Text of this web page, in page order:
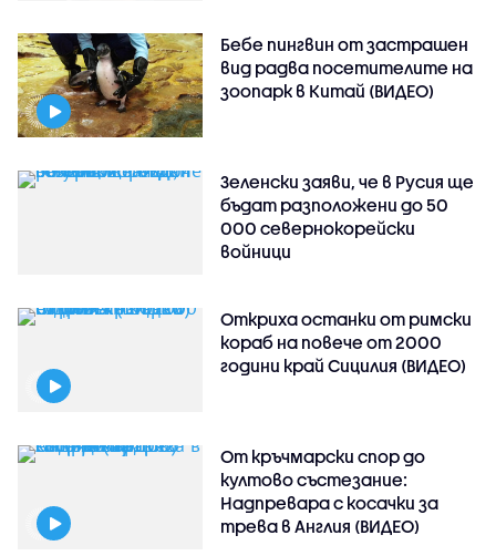
Бебе пингвин от застрашен
вид радва посетителите на
зоопарк в Китай (ВИДЕО)
Зеленски заяви, че в Русия ще
бъдат разположени до 50
000 севернокорейски
войници
Откриха останки от римски
кораб на повече от 2000
години край Сицилия (ВИДЕО)
От кръчмарски спор до
култово състезание:
Надпревара с косачки за
трева в Англия (ВИДЕО)